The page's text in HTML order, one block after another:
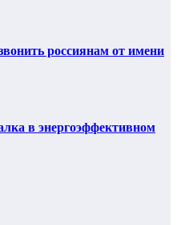
россиянам от имени
в энергоэффективном